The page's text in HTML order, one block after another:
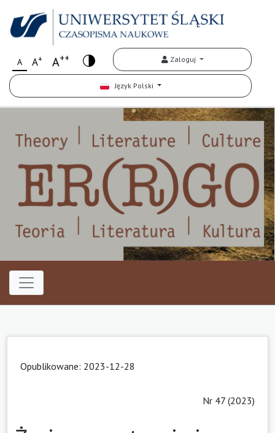
A A+ A++ Zaloguj
Język Polski
Opublikowane: 2023-12-28
Nr 47 (2023)